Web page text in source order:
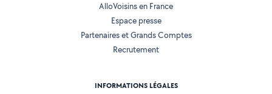
AlloVoisins en France
Espace presse
Partenaires et Grands Comptes
Recrutement
INFORMATIONS LÉGALES